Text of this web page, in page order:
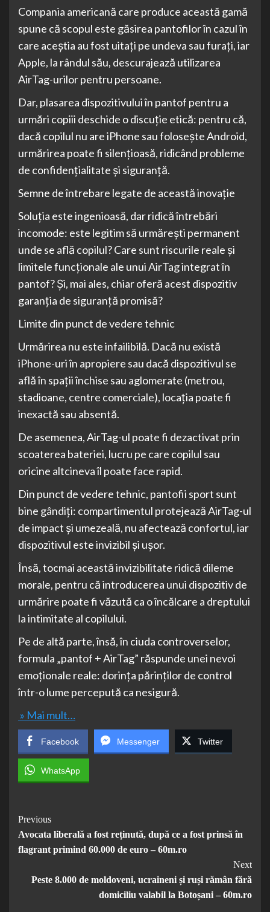
Compania americană care produce această gamă
spune că scopul este găsirea pantofilor în cazul în
care aceştia au fost uitaţi pe undeva sau furaţi, iar
Apple, la rândul său, descurajează utilizarea
AirTag-urilor pentru persoane.
Dar, plasarea dispozitivului în pantof pentru a
urmări copiii deschide o discuție etică: pentru că,
dacă copilul nu are iPhone sau folosește Android,
urmărirea poate fi silențioasă, ridicând probleme
de confidențialitate și siguranță.
Semne de întrebare legate de această inovație
Soluția este ingenioasă, dar ridică întrebări
incomode: este legitim să urmăreşti permanent
unde se află copilul? Care sunt riscurile reale și
limitele funcționale ale unui AirTag integrat în
pantof? Și, mai ales, chiar oferă acest dispozitiv
garanția de siguranță promisă?
Limite din punct de vedere tehnic
Urmărirea nu este infailibilă. Dacă nu există
iPhone-uri în apropiere sau dacă dispozitivul se
află în spații închise sau aglomerate (metrou,
stadioane, centre comerciale), locația poate fi
inexactă sau absentă.
De asemenea, AirTag-ul poate fi dezactivat prin
scoaterea bateriei, lucru pe care copilul sau
oricine altcineva îl poate face rapid.
Din punct de vedere tehnic, pantofii sport sunt
bine gândiți: compartimentul protejează AirTag-ul
de impact și umezeală, nu afectează confortul, iar
dispozitivul este invizibil și ușor.
Însă, tocmai această invizibilitate ridică dileme
morale, pentru că introducerea unui dispozitiv de
urmărire poate fi văzută ca o încălcare a dreptului
la intimitate al copilului.
Pe de altă parte, însă, în ciuda controverselor,
formula „pantof + AirTag” răspunde unei nevoi
emoționale reale: dorința părinților de control
într-o lume percepută ca nesigură.
» Mai mult…
Facebook Messenger Twitter
WhatsApp
Post
Navigation
Previous
Avocata liberală a fost reținută, după ce a fost prinsă în
flagrant primind 60.000 de euro – 60m.ro
Next
Peste 8.000 de moldoveni, ucraineni și ruși rămân fără
domiciliu valabil la Botoșani – 60m.ro